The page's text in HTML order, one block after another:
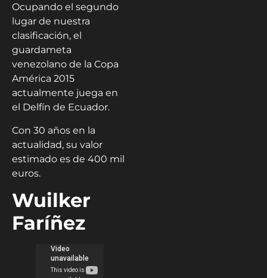
Ocupando el segundo
lugar de nuestra
clasificación, el
guardameta
venezolano de la Copa
América 2015
actualmente juega en
el Delfín de Ecuador.
Con 30 años en la
actualidad, su valor
estimado es de 400 mil
euros.
Wuilker
Faríñez